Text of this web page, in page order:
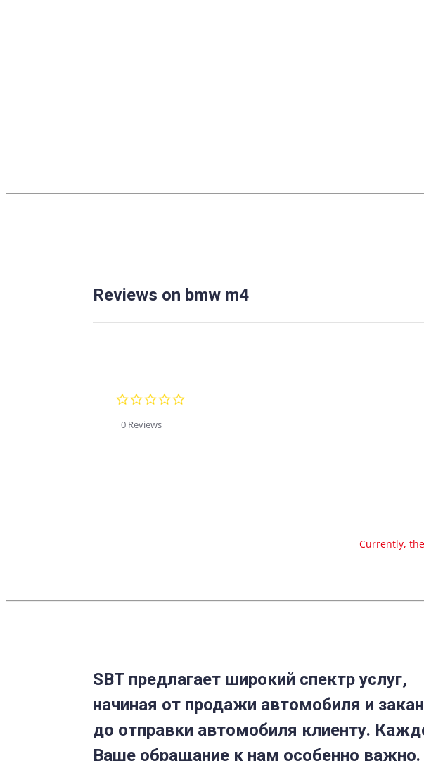
Reviews on bmw m4
0 Reviews
Currently,
SBT предлагает широкий спектр услуг,
начиная от продажи автомобиля и
до отправки автомобиля клиенту.
Ваше обращание к нам особенно важно.